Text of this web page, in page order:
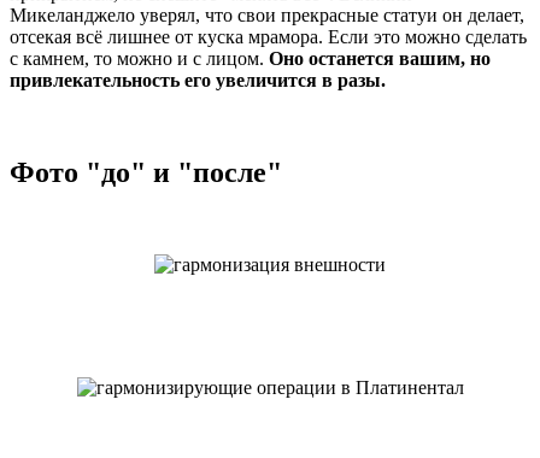
Микеланджело уверял, что свои прекрасные статуи он делает,
отсекая всё лишнее от куска мрамора. Если это можно сделать
с камнем, то можно и с лицом. Оно останется вашим, но
привлекательность его увеличится в разы.
Фото "до" и "после"